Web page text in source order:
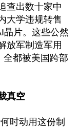
查出数十家中
大学违规转售
晶片。这些公然
放军制造军用
全都被美国跨部
真空
时动用这份制